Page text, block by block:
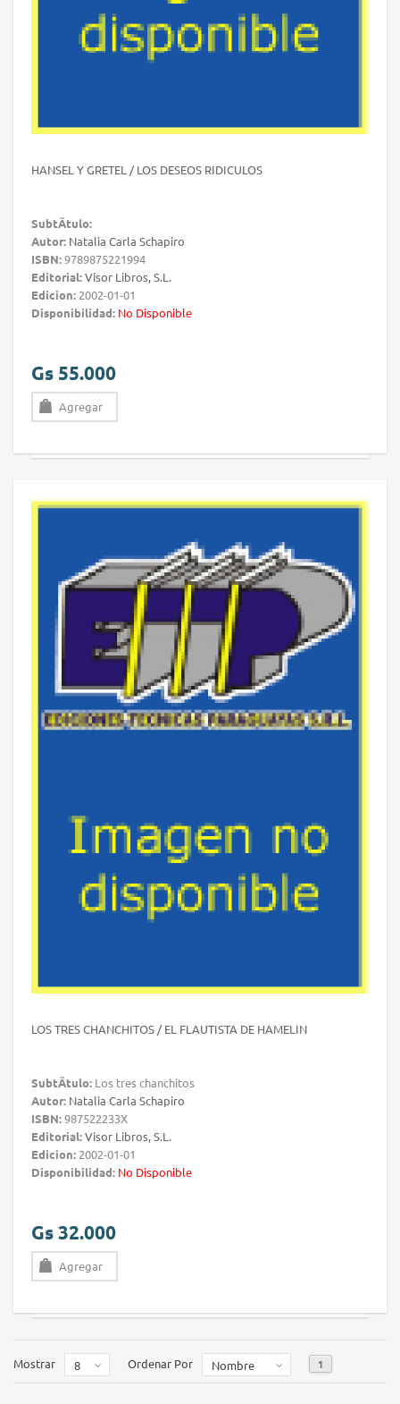
HANSEL Y GRETEL / LOS DESEOS RIDICULOS
SubtÃ­tulo:
Autor: Natalia Carla Schapiro
ISBN:9789875221994
Editorial:Visor Libros, S.L.
Edicion: 2002-01-01
Disponibilidad: No Disponible
Gs 55.000
Agregar
LOS TRES CHANCHITOS / EL FLAUTISTA DE HAMELIN
SubtÃ­tulo: Los tres chanchitos
Autor: Natalia Carla Schapiro
ISBN:987522233X
Editorial:Visor Libros, S.L.
Edicion: 2002-01-01
Disponibilidad: No Disponible
Gs 32.000
Agregar
Mostrar 8 Ordenar Por Nombre 1